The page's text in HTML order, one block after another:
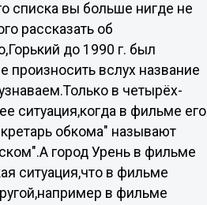
списка вы больше нигде не
рассказать об
до 1990 г. был
вслух название
в четырёх-
ситуация,когда в фильме его
обкома" называют
город Урень в фильме
ситуация,что в фильме
в фильме